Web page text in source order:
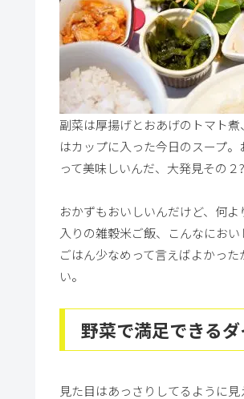
副菜は厚揚げとおあげのトマト
はカップに入った今日のスープ
って美味しいんだ、大発見その２
おかずもおいしいんだけど、何
入りの雑穀米ご飯、こんなにお
ごはん少なめって言えばよかっ
い。
野菜で満足できる
見た目はあっさりしてるように